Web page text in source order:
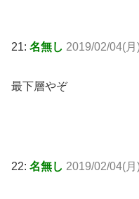
21: 名無し 2019/02/04(
最下層やぞ
22: 名無し 2019/02/04(